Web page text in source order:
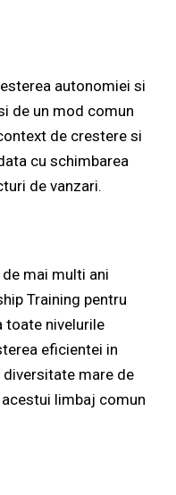
autonomiei si
de un mod comun
de crestere si
cu schimbarea
de vanzari.
mai multi ani
Training pentru
toate nivelurile
eficientei in
diversitate mare de
limbaj comun